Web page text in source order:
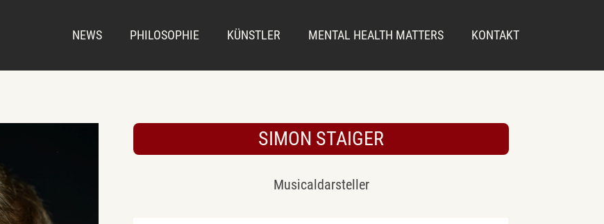
NEWS PHILOSOPHIE KÜNSTLER MENTAL HEALTH MATTERS KONTAKT
SIMON STAIGER
Musicaldarsteller